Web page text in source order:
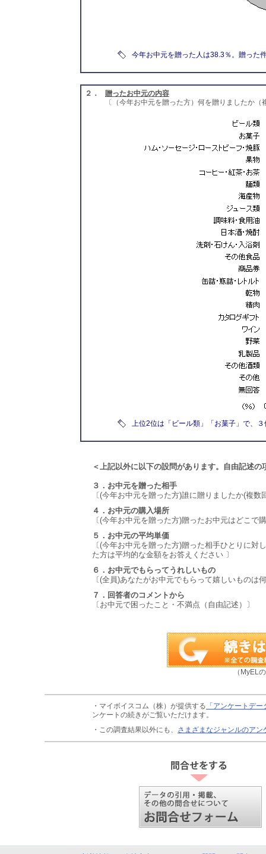
今年お中元を贈った人は38.3％。贈った
２．
贈ったお中元の内容
〔（今年お中元を贈った方）何を贈りましたか（
上位2位は「ビール類」「お菓子」で、
＜上記以外に以下の設問があります。自由記述の
３．お中元を贈った相手
〔(今年お中元を贈った方)誰に贈りましたか(複数
４．お中元の購入場所
〔(今年お中元を贈った方)贈ったお中元はどこで
５．お中元の平均単価
〔(今年お中元を贈った方)贈った相手ひとりに
た方は平均的な金額をお答えください 〕
６．お中元でもらってうれしいもの
〔(全員)あなたがお中元でもらって嬉しいものは
７．回答者のコメントから
〔お中元で困ったこと・不満点（自由記述）〕
（MyEL
・マイボイスコム（株）が提供する 「アンケートデ
ンケートの続きがご覧いただけます。
・この調査結果以外にも、 さまざまなジャンルのアン